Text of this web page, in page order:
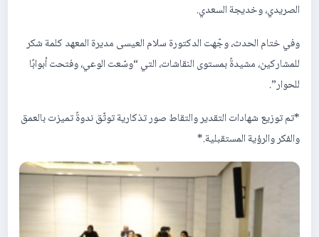
الصريدي، وخديجة السعدي.
وفي ختام الحدث، وجّهت الدكتورة سلام العيسى مديرة المعهد كلمة شكر
للمشاركين، مشيدةً بمستوى النقاشات، التي “وسّعت الوعي، وفتحت أبوابًا
للحوار”.
*تم توزيع شهادات التقدير والتقاط صور تذكارية توثّق ندوةً تميزت بالعمق
والفكر والرؤية المستقبلية.*